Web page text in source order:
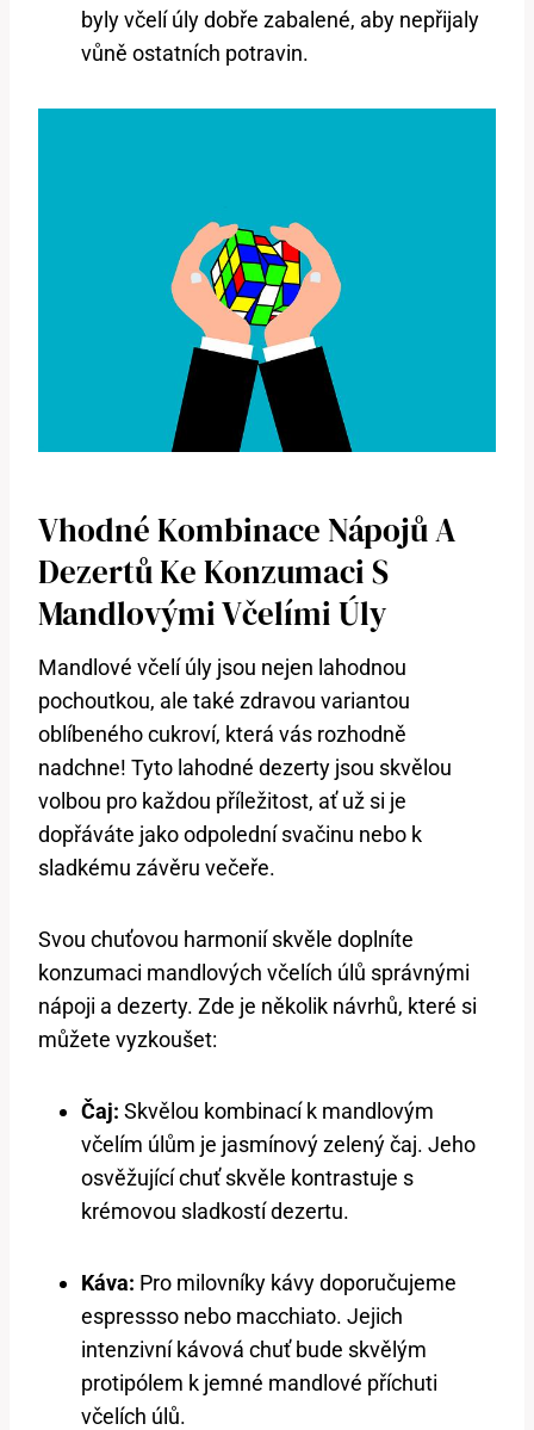
byly včelí úly dobře zabalené, aby nepřijaly
vůně ostatních potravin.
Vhodné Kombinace Nápojů A
Dezertů Ke Konzumaci S
Mandlovými Včelími Úly
Mandlové včelí úly jsou nejen lahodnou
pochoutkou, ale také zdravou variantou
oblíbeného cukroví, která vás rozhodně
nadchne! Tyto lahodné dezerty jsou skvělou
volbou pro každou příležitost, ať už si je
dopřáváte jako odpolední svačinu nebo k
sladkému závěru večeře.
Svou chuťovou harmonií skvěle doplníte
konzumaci mandlových včelích úlů správnými
nápoji a dezerty. Zde je několik návrhů, které si
můžete vyzkoušet:
Čaj: Skvělou kombinací k mandlovým
včelím úlům je jasmínový zelený čaj. Jeho
osvěžující chuť skvěle kontrastuje s
krémovou sladkostí dezertu.
Káva: Pro milovníky kávy doporučujeme
espressso nebo macchiato. Jejich
intenzivní kávová chuť bude skvělým
protipólem k jemné mandlové příchuti
včelích úlů.